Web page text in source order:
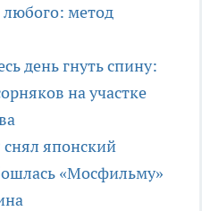
любого: метод
день гнуть спину:
на участке
японский
«Мосфильму»